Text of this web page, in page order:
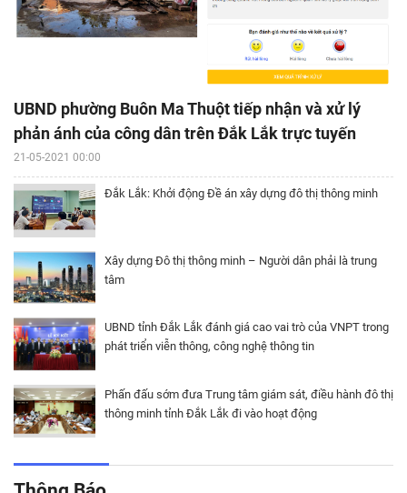
UBND phường Buôn Ma Thuột tiếp nhận và xử lý
phản ánh của công dân trên Đắk Lắk trực tuyến
21-05-2021 00:00
Đắk Lắk: Khởi động Đề án xây dựng đô thị thông minh
Xây dựng Đô thị thông minh – Người dân phải là trung
tâm
UBND tỉnh Đắk Lắk đánh giá cao vai trò của VNPT trong
phát triển viễn thông, công nghệ thông tin
Phấn đấu sớm đưa Trung tâm giám sát, điều hành đô thị
thông minh tỉnh Đắk Lắk đi vào hoạt động